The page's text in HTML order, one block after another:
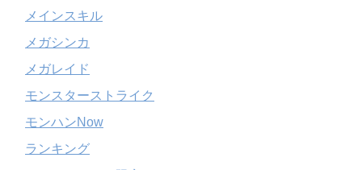
メインスキル
メガシンカ
メガレイド
モンスターストライク
モンハンNow
ランキング